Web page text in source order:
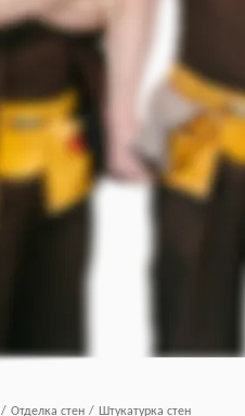
/ Отделка стен / Штукатурка стен